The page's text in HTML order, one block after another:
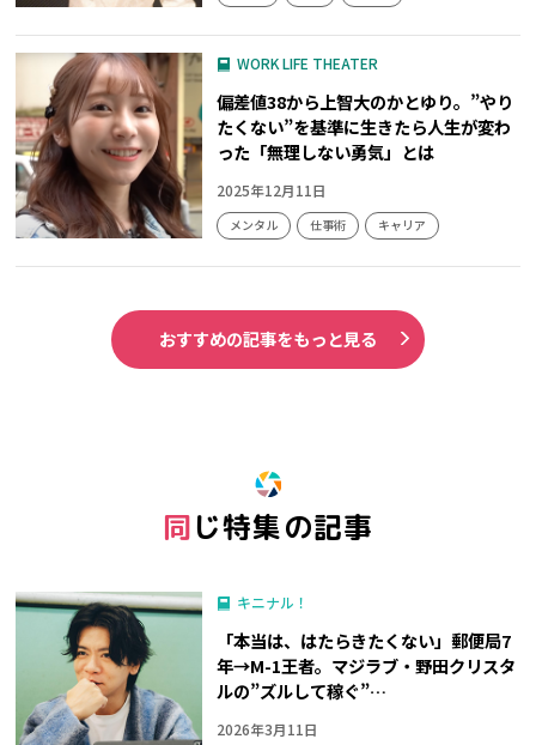
WORK LIFE THEATER
偏差値38から上智大のかとゆり。”やり
たくない”を基準に生きたら人生が変わ
った「無理しない勇気」とは
2025年12月11日
メンタル 仕事術 キャリア
おすすめの記事をもっと見る
同じ特集の記事
キニナル！
「本当は、はたらきたくない」郵便局7
年→M-1王者。マジラブ・野田クリスタ
ルの”ズルして稼ぐ”…
2026年3月11日